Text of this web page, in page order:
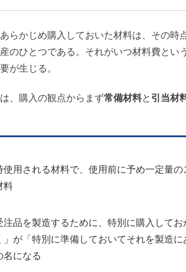
らかじめ購入しておいた材料は、その時
のひとつである。それがいつ材料費とい
が生じる。
、購入の観点からまず常備材料と 引当材
用される材料で、使用前に予め一定量
料
品を製造するために、特別に購入してお
が「特別に準備しておいてそれを製造に
名になる